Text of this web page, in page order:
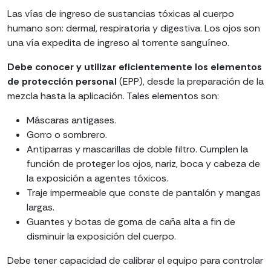
Las vías de ingreso de sustancias tóxicas al cuerpo
humano son: dermal, respiratoria y digestiva. Los ojos son
una vía expedita de ingreso al torrente sanguíneo.
Debe conocer y utilizar eficientemente los elementos
de protección personal (EPP), desde la preparación de la
mezcla hasta la aplicación. Tales elementos son:
Máscaras antigases.
Gorro o sombrero.
Antiparras y mascarillas de doble filtro. Cumplen la
función de proteger los ojos, nariz, boca y cabeza de
la exposición a agentes tóxicos.
Traje impermeable que conste de pantalón y mangas
largas.
Guantes y botas de goma de caña alta a fin de
disminuir la exposición del cuerpo.
Debe tener capacidad de calibrar el equipo para controlar